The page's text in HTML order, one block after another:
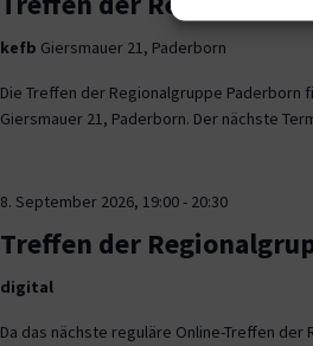
kefb Giersmauer 21, Paderborn
Die Treffen der Regionalgruppe Paderborn
Giersmauer 21, Paderborn. Der nächste
8. September 2026, 19:00- 20:30
Treffen der
digital
Da das nächste reguläre Online-Treffen